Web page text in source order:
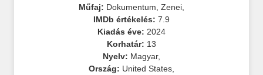
Műfaj: Dokumentum Zenei,
IMDb értékelés: 7.9
Kiadás éve: 2024
Korhatár: 13
Nyelv: Magyar,
Ország: United States,